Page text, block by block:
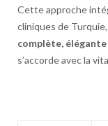
Cette approche
cliniques de
complète,
s’accorde avec la